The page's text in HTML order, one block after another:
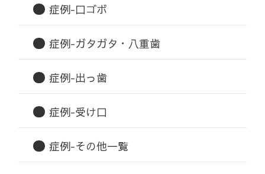
症例-口ゴボ
症例-ガタガタ・八重歯
症例-出っ歯
症例-受け口
症例-その他一覧